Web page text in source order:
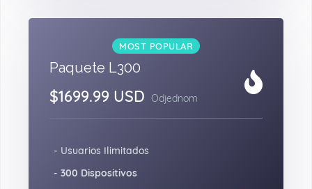
MOST POPULAR
Paquete L300
$1699.99 USD Odjednom
- Usuarios Ilimitados
- 300 Dispositivos